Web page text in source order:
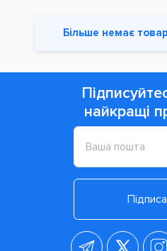
Більше немає
найкращі